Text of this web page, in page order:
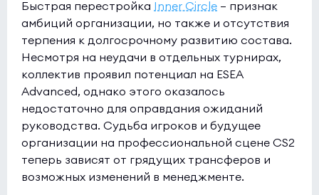
Быстрая перестройка Inner Circle – признак
амбиций организации, но также и отсутствия
терпения к долгосрочному развитию состава.
Несмотря на неудачи в отдельных турнирах,
коллектив проявил потенциал на ESEA
Advanced, однако этого оказалось
недостаточно для оправдания ожиданий
руководства. Судьба игроков и будущее
организации на профессиональной сцене CS2
теперь зависят от грядущих трансферов и
возможных изменений в менеджменте.